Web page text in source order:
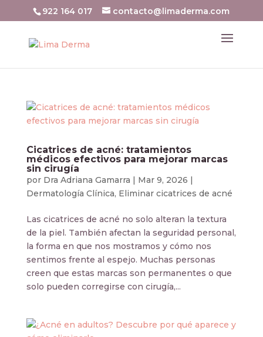
922 164 017 contacto@limaderma.com
Cicatrices de acné: tratamientos
médicos efectivos para mejorar marcas
sin cirugía
por Dra Adriana Gamarra | Mar 9, 2026 |
Dermatología Clínica, Eliminar cicatrices de acné
Las cicatrices de acné no solo alteran la textura
de la piel. También afectan la seguridad personal,
la forma en que nos mostramos y cómo nos
sentimos frente al espejo. Muchas personas
creen que estas marcas son permanentes o que
solo pueden corregirse con cirugía,...